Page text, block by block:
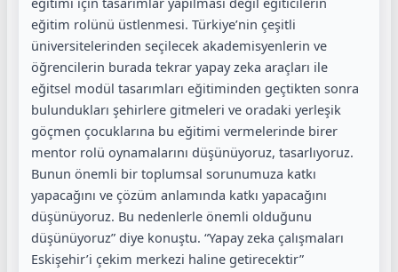
eğitim rolünü üstlenmesi. Türkiye’nin çeşitli
üniversitelerinden seçilecek akademisyenlerin ve
öğrencilerin burada tekrar yapay zeka araçları ile
eğitsel modül tasarımları eğitiminden geçtikten sonra
bulundukları şehirlere gitmeleri ve oradaki yerleşik
göçmen çocuklarına bu eğitimi vermelerinde birer
mentor rolü oynamalarını düşünüyoruz, tasarlıyoruz.
Bunun önemli bir toplumsal sorunumuza katkı
yapacağını ve çözüm anlamında katkı yapacağını
düşünüyoruz. Bu nedenlerle önemli olduğunu
düşünüyoruz” diye konuştu. “Yapay zeka çalışmaları
Eskişehir’i çekim merkezi haline getirecektir”